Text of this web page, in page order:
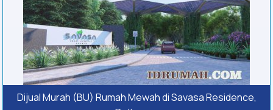
Dijual Murah (BU) Rumah Mewah di Savasa Residence,